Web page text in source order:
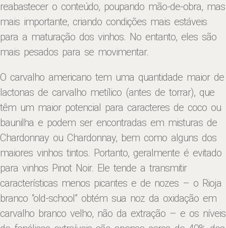
reabastecer o conteúdo, poupando mão-de-obra, mas
mais importante, criando condições mais estáveis ​​
para a maturação dos vinhos. No entanto, eles são
mais pesados ​​para se movimentar.
O carvalho americano tem uma quantidade maior de
lactonas de carvalho metílico (antes de torrar), que
têm um maior potencial para caracteres de coco ou
baunilha e podem ser encontradas em misturas de
Chardonnay ou Chardonnay, bem como alguns dos
maiores vinhos tintos. Portanto, geralmente é evitado
para vinhos Pinot Noir. Ele tende a transmitir
características menos picantes e de nozes – o Rioja
branco “old-school” obtém sua noz da oxidação em
carvalho branco velho, não da extração – e os níveis